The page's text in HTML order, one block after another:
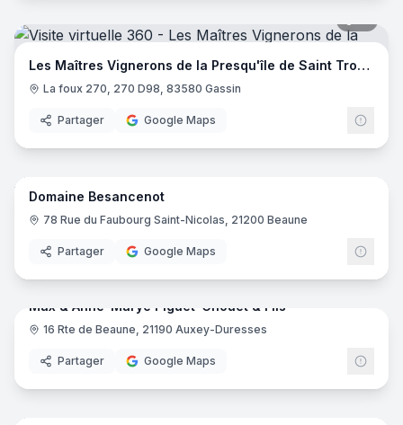
Les Maîtres Vignerons de la Presqu'île de Saint Tropez
La foux 270, 270 D98, 83580 Gassin
Partager Google Maps
9
Domaine Besancenot
78 Rue du Faubourg Saint-Nicolas, 21200 Beaune
Partager Google Maps
Max & Anne-Marye Piguet-Chouet & Fils
16 Rte de Beaune, 21190 Auxey-Duresses
Partager Google Maps
20